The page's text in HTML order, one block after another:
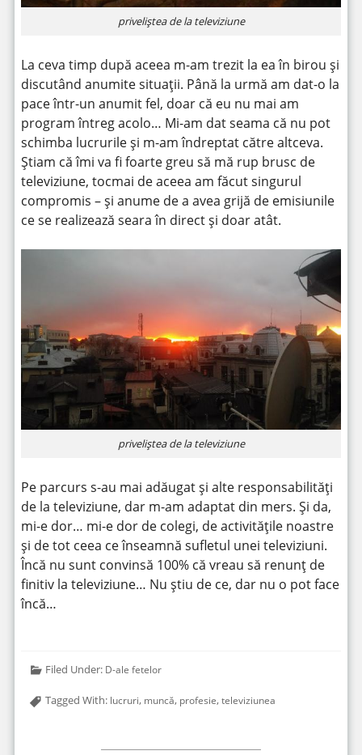
priveliștea de la televiziune
La ceva timp după aceea m-am trezit la ea în birou și
discutând anumite situații. Până la urmă am dat-o la
pace într-un anumit fel, doar că eu nu mai am
program întreg acolo… Mi-am dat seama că nu pot
schimba lucrurile și m-am îndreptat către altceva.
Știam că îmi va fi foarte greu să mă rup brusc de
televiziune, tocmai de aceea am făcut singurul
compromis – și anume de a avea grijă de emisiunile
ce se realizează seara în direct și doar atât.
priveliștea de la televiziune
Pe parcurs s-au mai adăugat și alte responsabilități
de la televiziune, dar m-am adaptat din mers. Și da,
mi-e dor… mi-e dor de colegi, de activitățile noastre
și de tot ceea ce înseamnă sufletul unei televiziuni.
Încă nu sunt convinsă 100% că vreau să renunț de
finitiv la televiziune… Nu știu de ce, dar nu o pot face
încă…
Filed Under: D-ale fetelor
Tagged With: lucruri, muncă, profesie,televiziunea